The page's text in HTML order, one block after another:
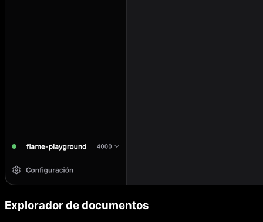
Explorador de documentos